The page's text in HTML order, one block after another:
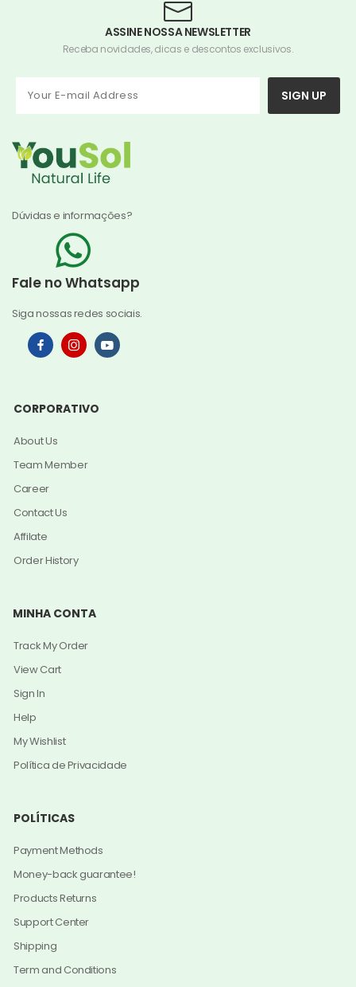
ASSINE NOSSA NEWSLETTER
Receba novidades, dicas e descontos exclusivos.
SIGN UP
Dúvidas e informações?
Fale no Whatsapp
Siga nossas redes sociais.
CORPORATIVO
About Us
Team Member
Career
Contact Us
Affilate
Order History
MINHA CONTA
Track My Order
View Cart
Sign In
Help
My Wishlist
Política de Privacidade
POLÍTICAS
Payment Methods
Money-back guarantee!
Products Returns
Support Center
Shipping
Term and Conditions